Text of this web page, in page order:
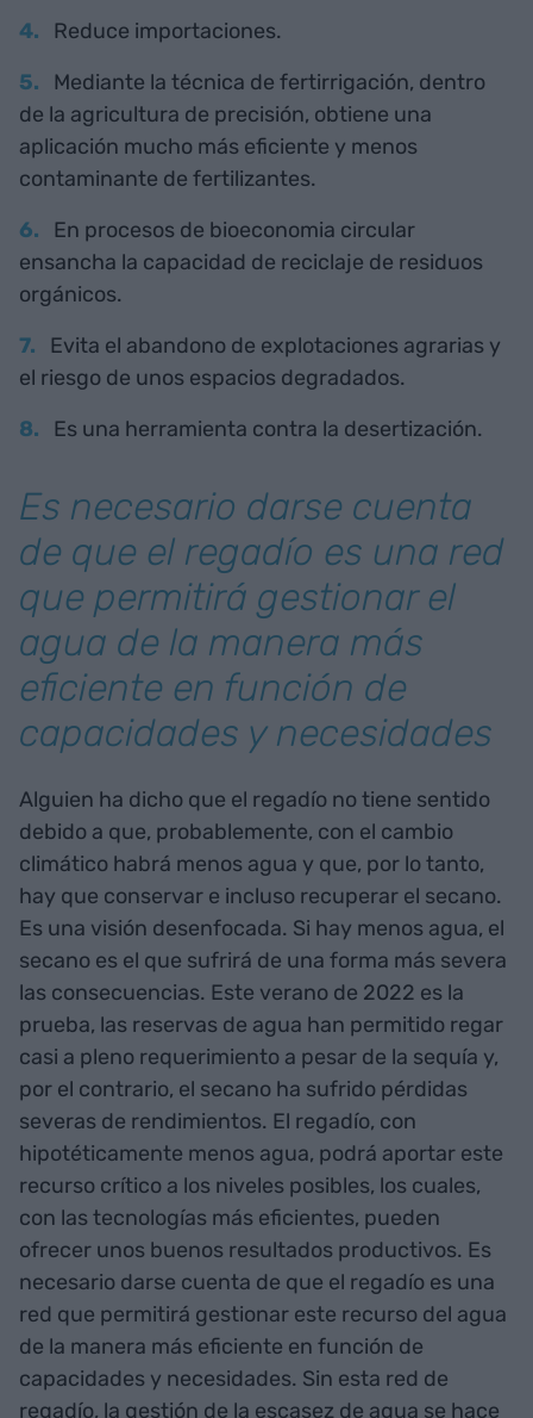
Reduce importaciones.
Mediante la técnica de fertirrigación, dentro
de la agricultura de precisión, obtiene una
aplicación mucho más eficiente y menos
contaminante de fertilizantes.
En procesos de bioeconomia circular
ensancha la capacidad de reciclaje de residuos
orgánicos.
Evita el abandono de explotaciones agrarias y
el riesgo de unos espacios degradados.
Es una herramienta contra la desertización.
Es necesario darse cuenta
de que el regadío es una red
que permitirá gestionar el
agua de la manera más
eficiente en función de
capacidades y necesidades
Alguien ha dicho que el regadío no tiene sentido
debido a que, probablemente, con el cambio
climático habrá menos agua y que, por lo tanto,
hay que conservar e incluso recuperar el secano.
Es una visión desenfocada. Si hay menos agua, el
secano es el que sufrirá de una forma más severa
las consecuencias. Este verano de 2022 es la
prueba, las reservas de agua han permitido regar
casi a pleno requerimiento a pesar de la sequía y,
por el contrario, el secano ha sufrido pérdidas
severas de rendimientos. El regadío, con
hipotéticamente menos agua, podrá aportar este
recurso crítico a los niveles posibles, los cuales,
con las tecnologías más eficientes, pueden
ofrecer unos buenos resultados productivos. Es
necesario darse cuenta de que el regadío es una
red que permitirá gestionar este recurso del agua
de la manera más eficiente en función de
capacidades y necesidades. Sin esta red de
regadío, la gestión de la escasez de agua se hace